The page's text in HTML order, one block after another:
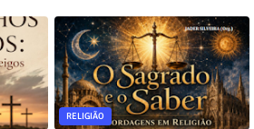
RELIGIÃO